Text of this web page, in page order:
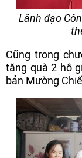
Lãnh đạo
Cũng trong
tặng quà 2 hộ
bản Mường